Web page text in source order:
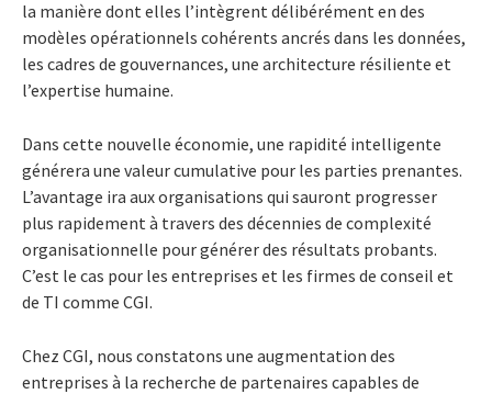
la manière dont elles l’intègrent délibérément en des
modèles opérationnels cohérents ancrés dans les données,
les cadres de gouvernances, une architecture résiliente et
l’expertise humaine.
Dans cette nouvelle économie, une rapidité intelligente
générera une valeur cumulative pour les parties prenantes.
L’avantage ira aux organisations qui sauront progresser
plus rapidement à travers des décennies de complexité
organisationnelle pour générer des résultats probants.
C’est le cas pour les entreprises et les firmes de conseil et
de TI comme CGI.
Chez CGI, nous constatons une augmentation des
entreprises à la recherche de partenaires capables de